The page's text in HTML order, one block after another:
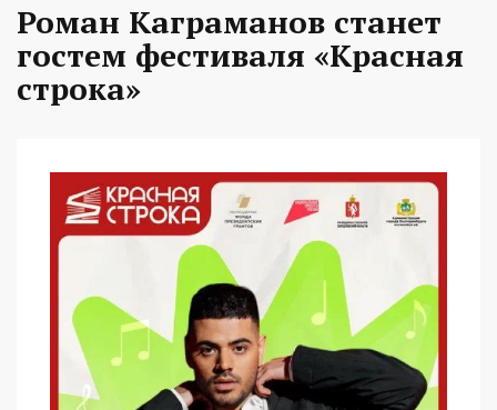
Роман Каграманов станет
гостем фестиваля «Красная
строка»